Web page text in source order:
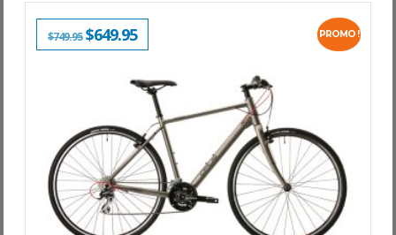
PROMO !
$749.95 LE
PRIX
INITIAL
$749.95.
$649.95LE
PRIX
ACTUEL
EST :
$649.95.